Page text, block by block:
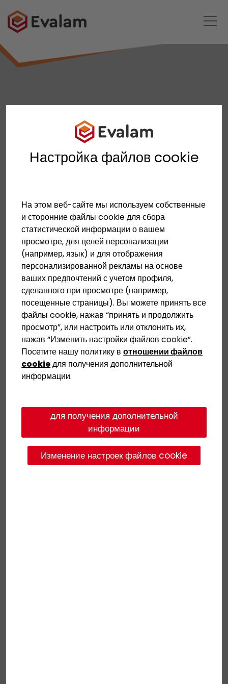
Настройка файлов cookie
На этом веб-сайте мы используем собственные
и сторонние файлы cookie для сбора
статистической информации о вашем
просмотре, для целей персонализации
(например, язык) и для отображения
персонализированной рекламы на основе
ваших предпочтений с учетом профиля,
сделанного при просмотре (например,
посещенные страницы). Вы можете принять все
файлы cookie, нажав“принять и продолжить
просмотр”, или настроить или отклонить их,
нажав “Изменить настройки файлов cookie”.
Посетите нашу политику вотношении файлов
cookieдля получения дополнительной
информации.
для получения дополнительной
информации
Изменение настроек файлов cookie